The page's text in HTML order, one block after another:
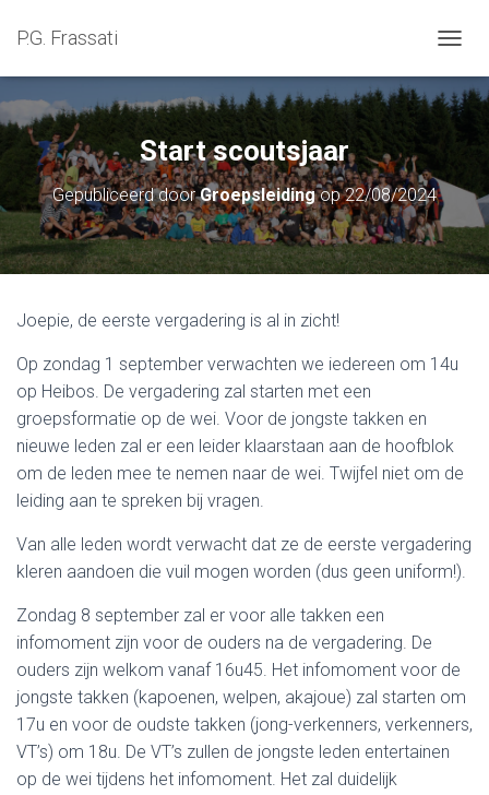
P.G. Frassati
Start scoutsjaar
Gepubliceerd doorGroepsleidingop22/08/2024
Joepie, de eerste vergadering is al in zicht!
Op zondag 1 september verwachten we iedereen om 14u
op Heibos. De vergadering zal starten met een
groepsformatie op de wei. Voor de jongste takken en
nieuwe leden zal er een leider klaarstaan aan de hoofblok
om de leden mee te nemen naar de wei. Twijfel niet om de
leiding aan te spreken bij vragen.
Van alle leden wordt verwacht dat ze de eerste vergadering
kleren aandoen die vuil mogen worden (dus geen uniform!).
Zondag 8 september zal er voor alle takken een
infomoment zijn voor de ouders na de vergadering. De
ouders zijn welkom vanaf 16u45. Het infomoment voor de
jongste takken (kapoenen, welpen, akajoue) zal starten om
17u en voor de oudste takken (jong-verkenners, verkenners,
VT’s) om 18u. De VT’s zullen de jongste leden entertainen
op de wei tijdens het infomoment. Het zal duidelijk